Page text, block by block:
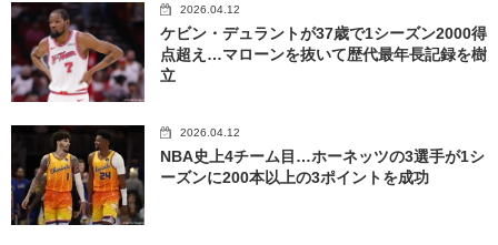
2026.04.12
ケビン・デュラントが37歳で1シーズン2000得
点超え…マローンを抜いて歴代最年長記録を樹
立
2026.04.12
NBA史上4チーム目…ホーネッツの3選手が1シ
ーズンに200本以上の3ポイントを成功